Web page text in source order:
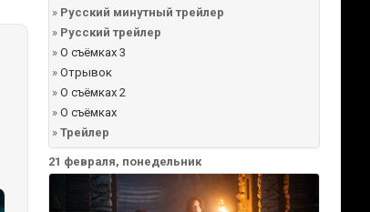
» Русский минутный трейлер
» Русский трейлер
» О съёмках 3
» Отрывок
» О съёмках 2
» О съёмках
» Трейлер
21 февраля, понедельник